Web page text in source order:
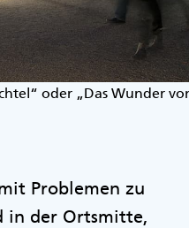
oder „Das Wunder
Problemen zu
in der Ortsmitte,